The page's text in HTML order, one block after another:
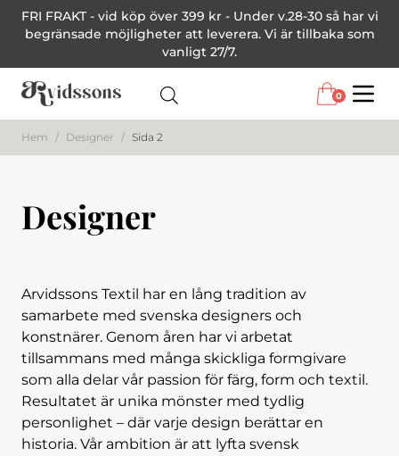
FRI FRAKT - vid köp över 399 kr - Under v.28-30 så har vi
begränsade möjligheter att leverera. Vi är tillbaka som
vanligt 27/7.
0
Hem / Designer / Sida 2
Designer
Arvidssons Textil har en lång tradition av
samarbete med svenska designers och
konstnärer. Genom åren har vi arbetat
tillsammans med många skickliga formgivare
som alla delar vår passion för färg, form och textil.
Resultatet är unika mönster med tydlig
personlighet – där varje design berättar en
historia. Vår ambition är att lyfta svensk